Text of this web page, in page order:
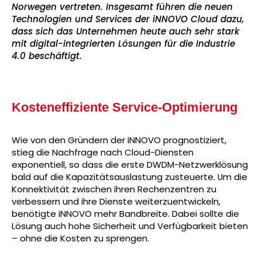
Norwegen vertreten. Insgesamt führen die neuen
Technologien und Services der iNNOVO Cloud dazu,
dass sich das Unternehmen heute auch sehr stark
mit digital-integrierten Lösungen für die Industrie
4.0 beschäftigt.
Kosteneffiziente Service-Optimierung
Wie von den Gründern der iNNOVO prognostiziert,
stieg die Nachfrage nach Cloud-Diensten
exponentiell, so dass die erste DWDM-Netzwerklösung
bald auf die Kapazitätsauslastung zusteuerte. Um die
Konnektivität zwischen ihren Rechenzentren zu
verbessern und ihre Dienste weiterzuentwickeln,
benötigte iNNOVO mehr Bandbreite. Dabei sollte die
Lösung auch hohe Sicherheit und Verfügbarkeit bieten
– ohne die Kosten zu sprengen.